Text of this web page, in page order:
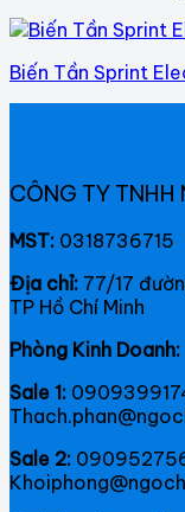
Biến Tần Sprint
CÔNG TY TNHH
MST: 0318736715
Địa chỉ: 77/17
TP Hồ Chí Minh
Phòng Kinh Doanh:
Sale 1:
Sale 2: